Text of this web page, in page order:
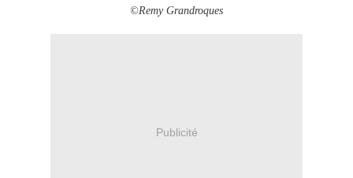
©Remy Grandroques
Publicité